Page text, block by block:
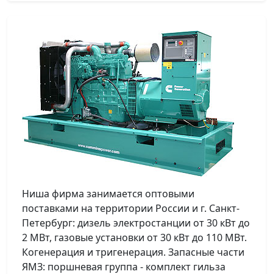
Ниша фирма занимается оптовыми
поставками на территории России и г. Санкт-
Петербург: дизель электростанции от 30 кВт до
2 МВт, газовые установки от 30 кВт до 110 МВт.
Когенерация и тригенерация. Запасные части
ЯМЗ: поршневая группа - комплект гильза